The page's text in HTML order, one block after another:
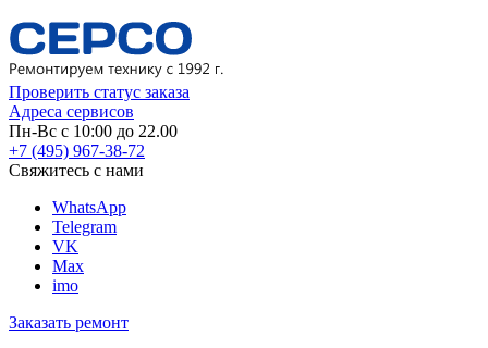
Проверить статус заказа
Адреса сервисов
Пн-Вс с 10:00 до 22.00
+7 (495) 967-38-72
Свяжитесь с нами
WhatsApp
Telegram
VK
Max
imo
Заказать ремонт